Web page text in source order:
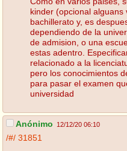
kinder (opcional alguans
bachillerato y, es
dependiendo de la
de admision, o una
estas adentro.
relacionado a la
pero los conocimientos
para pasar el examen
universidad
Anónimo 12/12/20 06:10
/#/ 31851